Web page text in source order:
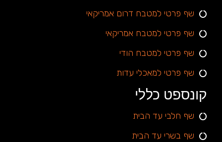
שף פרטי למטבח דרום אמריקאי
שף פרטי למטבח אמריקאי
שף פרטי למטבח הודי
שף פרטי למאכלי עדות
קונספט כללי
שף חלבי עד הבית
שף בשרי עד הבית